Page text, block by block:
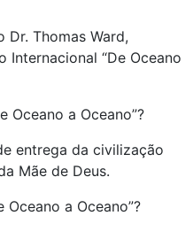
Dr. Thomas Ward,
“De Oceano
Oceano a Oceano”?
entrega da civilização
Mãe de Deus.
Oceano a Oceano”?